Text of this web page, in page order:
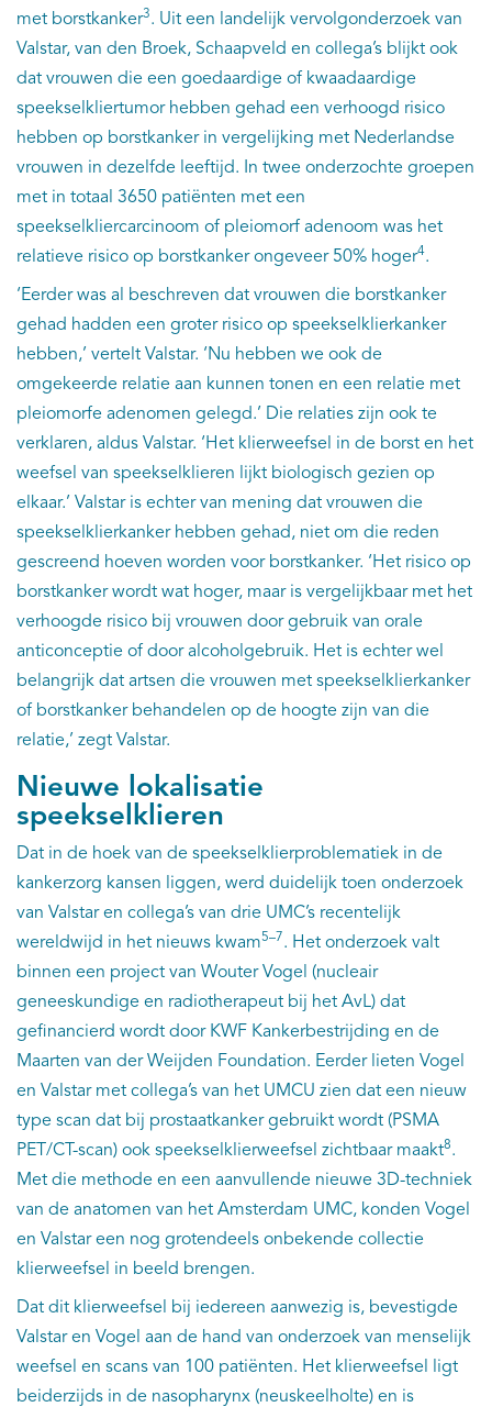
met borstkanker3. Uit een landelijk vervolgonderzoek van
Valstar, van den Broek, Schaapveld en collega’s blijkt ook
dat vrouwen die een goedaardige of kwaadaardige
speekselkliertumor hebben gehad een verhoogd risico
hebben op borstkanker in vergelijking met Nederlandse
vrouwen in dezelfde leeftijd. In twee onderzochte groepen
met in totaal 3650 patiënten met een
speekselkliercarcinoom of pleiomorf adenoom was het
relatieve risico op borstkanker ongeveer 50% hoger4.
‘Eerder was al beschreven dat vrouwen die borstkanker
gehad hadden een groter risico op speekselklierkanker
hebben,’ vertelt Valstar. ‘Nu hebben we ook de
omgekeerde relatie aan kunnen tonen en een relatie met
pleiomorfe adenomen gelegd.’ Die relaties zijn ook te
verklaren, aldus Valstar. ‘Het klierweefsel in de borst en het
weefsel van speekselklieren lijkt biologisch gezien op
elkaar.’ Valstar is echter van mening dat vrouwen die
speekselklierkanker hebben gehad, niet om die reden
gescreend hoeven worden voor borstkanker. ‘Het risico op
borstkanker wordt wat hoger, maar is vergelijkbaar met het
verhoogde risico bij vrouwen door gebruik van orale
anticonceptie of door alcoholgebruik. Het is echter wel
belangrijk dat artsen die vrouwen met speekselklierkanker
of borstkanker behandelen op de hoogte zijn van die
relatie,’ zegt Valstar.
Nieuwe lokalisatie
speekselklieren
Dat in de hoek van de speekselklierproblematiek in de
kankerzorg kansen liggen, werd duidelijk toen onderzoek
van Valstar en collega’s van drie UMC’s recentelijk
wereldwijd in het nieuws kwam5–7. Het onderzoek valt
binnen een project van Wouter Vogel (nucleair
geneeskundige en radiotherapeut bij het AvL) dat
gefinancierd wordt door KWF Kankerbestrijding en de
Maarten van der Weijden Foundation. Eerder lieten Vogel
en Valstar met collega’s van het UMCU zien dat een nieuw
type scan dat bij prostaatkanker gebruikt wordt (PSMA
PET/CT-scan) ook speekselklierweefsel zichtbaar maakt8.
Met die methode en een aanvullende nieuwe 3D-techniek
van de anatomen van het Amsterdam UMC, konden Vogel
en Valstar een nog grotendeels onbekende collectie
klierweefsel in beeld brengen.
Dat dit klierweefsel bij iedereen aanwezig is, bevestigde
Valstar en Vogel aan de hand van onderzoek van menselijk
weefsel en scans van 100 patiënten. Het klierweefsel ligt
beiderzijds in de nasopharynx (neuskeelholte) en is